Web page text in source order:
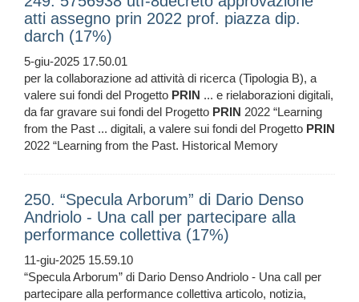
atti assegno prin 2022 prof. piazza dip.
darch (17%)
5-giu-2025 17.50.01
per la collaborazione ad attività di ricerca (Tipologia B), a
valere sui fondi del Progetto PRIN ... e rielaborazioni digitali,
da far gravare sui fondi del Progetto PRIN 2022 “Learning
from the Past ... digitali, a valere sui fondi del Progetto PRIN
2022 “Learning from the Past. Historical Memory
250. “Specula Arborum” di Dario Denso
Andriolo - Una call per partecipare alla
performance collettiva (17%)
11-giu-2025 15.59.10
“Specula Arborum” di Dario Denso Andriolo - Una call per
partecipare alla performance collettiva articolo, notizia,